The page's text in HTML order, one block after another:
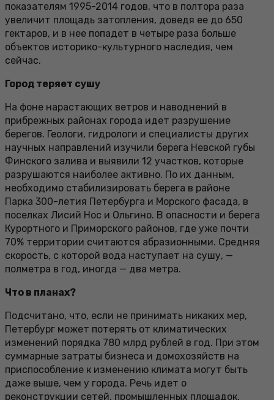
показателям 1995-2014 годов, что в полтора раза
увеличит площадь затопления, доведя ее до 650
гектаров, и в нее попадет в четыре раза больше
объектов историко-культурного наследия, чем
сейчас.
Город теряет сушу
На фоне нарастающих ветров и наводнений в
прибрежных районах города идет разрушение
берегов. Геологи, гидрологи и специалисты других
научных направлений изучили берега Невской губы
Финского залива и выявили 12 участков, которые
разрушаются наиболее активно. По их данным,
необходимо стабилизировать берега в районе
Парка 300-летия Петербурга и Морского фасада, в
поселках Лисий Нос и Ольгино. В опасности и берега
Курортного и Приморского районов, где уже почти
70% территории считаются абразионными. Средняя
скорость, с которой вода наступает на сушу, —
полметра в год, иногда — два метра.
Что в планах?
Подсчитано, что, если не принимать никаких мер,
Петербург может потерять от климатических
изменений порядка 780 млрд рублей в год. При этом
суммарные затраты бизнеса и домохозяйств на
приспособление к изменению климата могут быть
даже выше, чем у города. Речь идет о
реконструкции сетей, промышленных площадок,